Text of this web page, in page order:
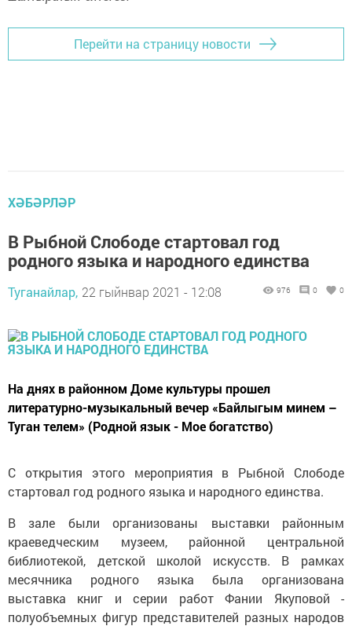
Перейти на страницу новости
ХӘБӘРЛӘР
В Рыбной Слободе стартовал год
родного языка и народного единства
Туганайлар, 22 гыйнвар 2021 - 12:08 976 0 0
На днях в районном Доме культуры прошел
литературно-музыкальный вечер «Байлыгым минем –
Туган телем» (Родной язык - Мое богатство)
С открытия этого мероприятия в Рыбной Слободе
стартовал год родного языка и народного единства.
В зале были организованы выставки районным
краеведческим музеем, районной центральной
библиотекой, детской школой искусств. В рамках
месячника родного языка была организована
выставка книг и серии работ Фании Якуповой -
полуобъемных фигур представителей разных народов